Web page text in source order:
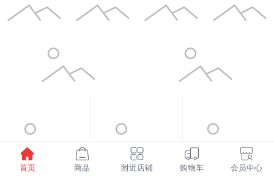
¥1598.00 ¥6.00 ¥3.50
首页 商品 附近店铺 购物车 会员中心